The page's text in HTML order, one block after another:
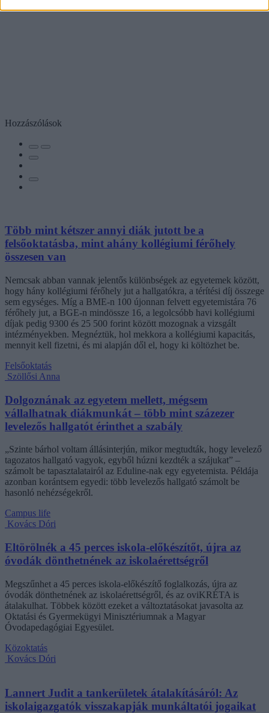
Hozzászólások
Több mint kétszer annyi diák jutott be a
felsőoktatásba, mint ahány kollégiumi férőhely
összesen van
Nemcsak abban vannak jelentős különbségek az egyetemek között,
hogy hány kollégiumi férőhely jut a hallgatókra, a térítési díj összege
sem egységes. Míg a BME-n 100 újonnan felvett egyetemistára 76
férőhely jut, a BGE-n mindössze 16, a legolcsóbb havi kollégiumi
díjak pedig 9300 és 25 500 forint között mozognak a vizsgált
intézményekben. Megnéztük, hol mekkora a kollégiumi kapacitás,
mennyit kell fizetni, és mi alapján dől el, hogy ki költözhet be.
Felsőoktatás
Szöllősi Anna
Dolgoznának az egyetem mellett, mégsem
vállalhatnak diákmunkát – több mint százezer
levelezős hallgatót érinthet a szabály
„Szinte bárhol voltam állásinterjún, mikor megtudták, hogy levelező
tagozatos hallgató vagyok, egyből húzni kezdték a szájukat” –
számolt be tapasztalatairól az Eduline-nak egy egyetemista. Példája
azonban korántsem egyedi: több levelezős hallgató számolt be
hasonló nehézségekről.
Campus life
Kovács Dóri
Eltörölnék a 45 perces iskola-előkészítőt, újra az
óvodák dönthetnének az iskolaérettségről
Megszűnhet a 45 perces iskola-előkészítő foglalkozás, újra az
óvodák dönthetnének az iskolaérettségről, és az oviKRÉTA is
átalakulhat. Többek között ezeket a változtatásokat javasolta az
Oktatási és Gyermekügyi Minisztériumnak a Magyar
Óvodapedagógiai Egyesület.
Közoktatás
Kovács Dóri
Lannert Judit a tankerületek átalakításáról: Az
iskolaigazgatók visszakapják munkáltatói jogaikat